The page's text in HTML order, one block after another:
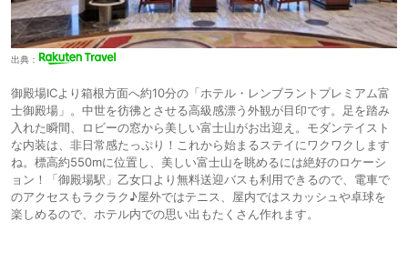
出典：
御殿場ICより箱根方面へ約10分の「ホテル・レンブラントプレミアム富
士御殿場」。中世を彷彿とさせる高級感漂う外観が目印です。足を踏み
入れた瞬間、ロビーの窓から美しい富士山がお出迎え。モダンテイスト
な内装は、非日常感たっぷり！これから始まるステイにワクワクします
ね。標高約550mに位置し、美しい富士山を眺めるには絶好のロケーシ
ョン！「御殿場駅」乙女口より無料送迎バスも利用できるので、電車で
のアクセスもラクラク♪屋外ではテニス、屋内ではスカッシュや卓球を
楽しめるので、ホテル内での思い出もたくさん作れます。